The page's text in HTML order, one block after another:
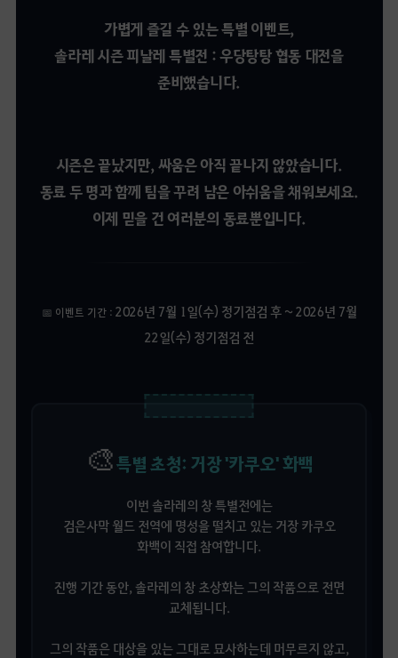
가볍게 즐길 수 있는 특별 이벤트,
솔라레 시즌 피날레 특별전 : 우당탕탕 협동 대전을
준비했습니다.
시즌은 끝났지만, 싸움은 아직 끝나지 않았습니다.
동료 두 명과 함께 팀을 꾸려 남은 아쉬움을 채워보세요.
이제 믿을 건 여러분의 동료뿐입니다.
📅 이벤트 기간 : 2026년 7월 1일(수) 정기점검 후 ~ 2026년 7월
22일(수) 정기점검 전
🎨특별 초청: 거장 '카쿠오' 화백
이번 솔라레의 창 특별전에는
검은사막 월드 전역에 명성을 떨치고 있는 거장 카쿠오
화백이 직접 참여합니다.
진행 기간 동안, 솔라레의 창 초상화는 그의 작품으로 전면
교체됩니다.
그의 작품은 대상을 있는 그대로 묘사하는데 머무르지 않고,